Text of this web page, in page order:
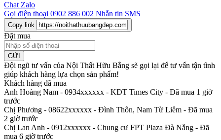
Chat Zalo
Gọi điện thoại 0902 886 002 Nhắn tin SMS
Copy link
Đặt mua
GỬI
Đội ngũ tư vấn của Nội Thất Hữu Bằng sẽ gọi lại để tư vấn tận tình
giúp khách hàng lựa chọn sản phẩm!
Khách hàng đã mua
Anh Hoàng Nam - 0934xxxxxx - KĐT Times City - Đã mua 1 giờ
trước
Chị Phương - 08622xxxxxx - Đình Thôn, Nam Từ Liêm - Đã mua
2 giờ trước
Chị Lan Anh - 0912xxxxxx - Chung cư FPT Plaza Đà Nẵng - Đã
mua 6 giờ trước